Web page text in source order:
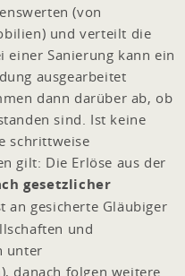
(von
und verteilt die
einer Sanierung kann ein
ausgearbeitet
dann darüber ab, ob
sind. Ist keine
schrittweise
gilt: Die Erlöse aus der
gesetzlicher
an gesicherte Gläubiger
und
unter
danach folgen weitere